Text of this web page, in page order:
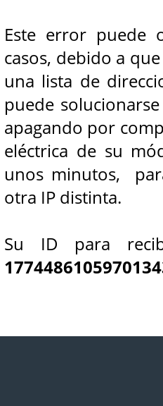
Este error puede
casos, debido a
una lista de
puede
apagando por
eléctrica de su
unos minutos,
otra IP distinta.
Su ID para